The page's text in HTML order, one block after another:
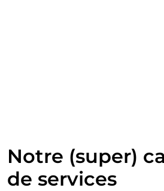
Notre (super)
de services